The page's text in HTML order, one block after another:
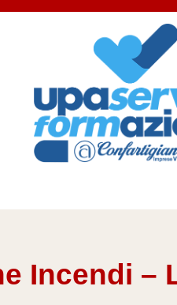
Incendi –